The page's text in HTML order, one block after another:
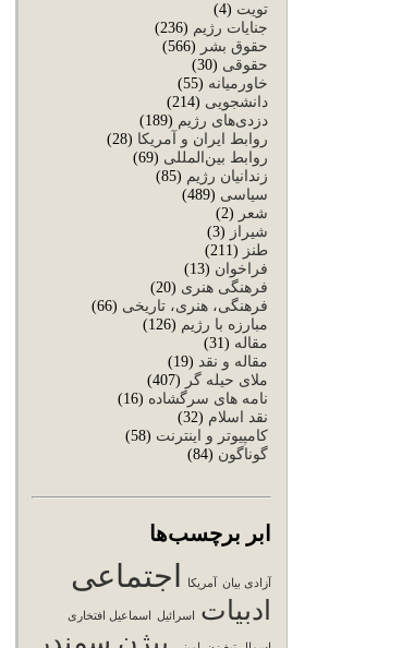
تویت (4)
جنایات رژیم (236)
حقوق بشر (566)
حقوقی (30)
خاورمیانه (55)
دانشجویی (214)
دزدی‌های رژیم (189)
روابط ایران و آمریکا (28)
روابط بین‌المللی (69)
زندانیان رژیم (85)
سیاسی (489)
شعر (2)
شیراز (3)
طنز (211)
فراخوان (13)
فرهنگی هنری (20)
فرهنگی، هنری، تاریخی (66)
مبارزه با رژیم (126)
مقاله (31)
مقاله و نقد (19)
ملای حیله گر (407)
نامه های سرگشاده (16)
نقد اسلام (32)
کامپیوتر و اینترنت (58)
گوناگون (84)
ابر برچسب‌ها
آزادی بیان آمریکا اجتماعی
ادبیات اسرائیل اسماعیل افتخاری
بیژن سمندر